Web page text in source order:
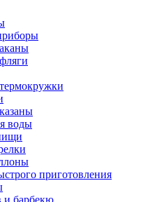
воды
приготовления
и барбекю